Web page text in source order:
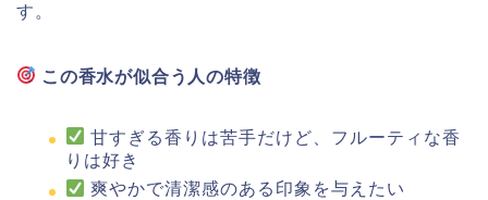
す。
この香水が似合う人の特徴
甘すぎる香りは苦手だけど、フルーティな香
りは好き
爽やかで清潔感のある印象を与えたい